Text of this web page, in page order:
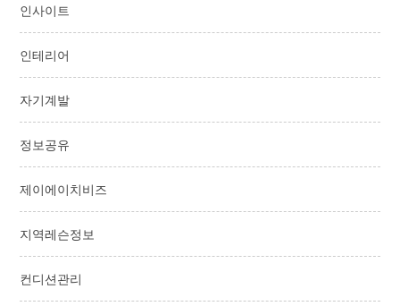
인사이트
인테리어
자기계발
정보공유
제이에이치비즈
지역레슨정보
컨디션관리